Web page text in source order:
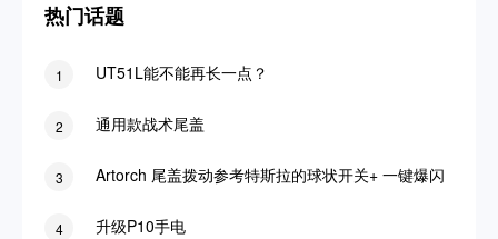
热门话题
1 UT51L能不能再长一点？
2 通用款战术尾盖
3 Artorch 尾盖拨动参考特斯拉的球状开关+ 一键爆闪
4 升级P10手电